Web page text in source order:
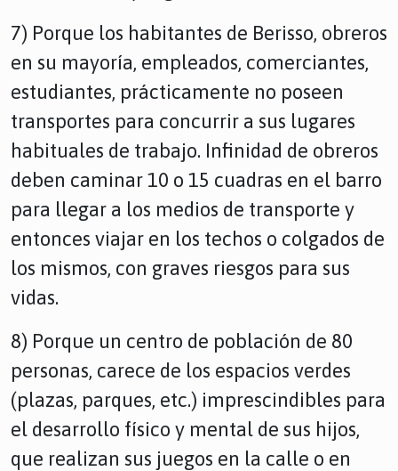
7) Porque los habitantes de Berisso, obreros
en su mayoría, empleados, comerciantes,
estudiantes, prácticamente no poseen
transportes para concurrir a sus lugares
habituales de trabajo. Infinidad de obreros
deben caminar 10 o 15 cuadras en el barro
para llegar a los medios de transporte y
entonces viajar en los techos o colgados de
los mismos, con graves riesgos para sus
vidas.
8) Porque un centro de población de 80
personas, carece de los espacios verdes
(plazas, parques, etc.) imprescindibles para
el desarrollo físico y mental de sus hijos,
que realizan sus juegos en la calle o en